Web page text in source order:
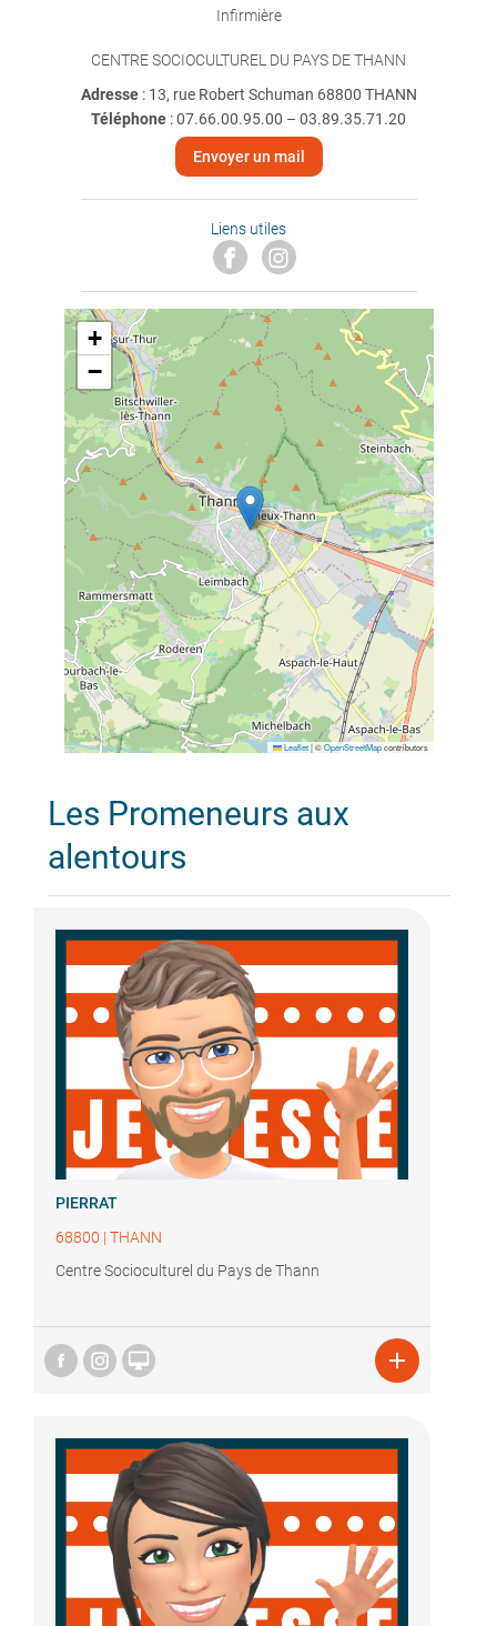
Infirmière
CENTRE SOCIOCULTUREL DU PAYS DE THANN
Adresse : 13, rue Robert Schuman 68800 THANN
Téléphone :07.66.00.95.00 – 03.89.35.71.20
Envoyer un mail
Liens utiles
+
−
Leaflet |©OpenStreetMapcontributors
Les Promeneurs aux
alentours
PIERRAT
68800 | THANN
Centre Socioculturel du Pays de Thann
 